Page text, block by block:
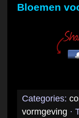
Bloemen
Categories:
vormgeving ·